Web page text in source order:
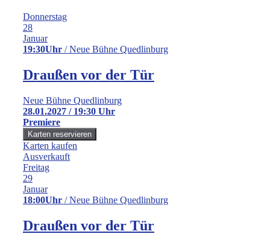
Donnerstag
28
Januar
19:30Uhr / Neue Bühne Quedlinburg
Draußen vor der Tür
Neue Bühne Quedlinburg
28.01.2027 / 19:30 Uhr
Premiere
Karten kaufen
Ausverkauft
Freitag
29
Januar
18:00Uhr / Neue Bühne Quedlinburg
Draußen vor der Tür